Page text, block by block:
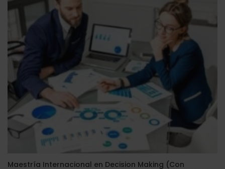
Maestría Internacional en Decision Making (Con